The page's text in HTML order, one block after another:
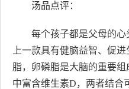
汤品点评：
每个孩子都是父母的
上一款具有健脑益智、促
脂，卵磷脂是大脑的重要
中富含维生素D，两者结合